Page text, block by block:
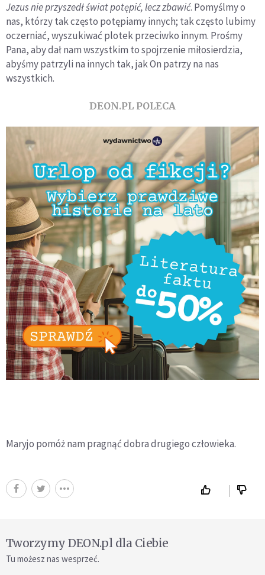
Jezus nie przyszedł świat potępić, lecz zbawić. Pomyślmy o
nas, którzy tak często potępiamy innych; tak często lubimy
oczerniać, wyszukiwać plotek przeciwko innym. Prośmy
Pana, aby dał nam wszystkim to spojrzenie miłosierdzia,
abyśmy patrzyli na innych tak, jak On patrzy na nas
wszystkich.
DEON.PL POLECA
Maryjo pomóż nam pragnąć dobra drugiego człowieka.
Tworzymy DEON.pl dla Ciebie
Tu możesz nas wesprzeć.